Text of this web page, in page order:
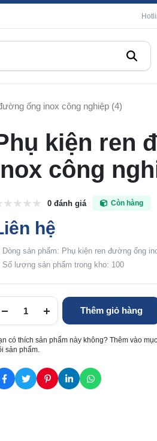
ống inox công nghiệp (4)
kiện ren
công
0 đánh giá Còn hàng
hệ
Dòng sản phẩm: Phụ kiện ren đường ống
Số lượng sản phẩm trong kho: 100
Thêm giỏ hàng
có thích sản phẩm này không? Thêm vào
sản phẩm.